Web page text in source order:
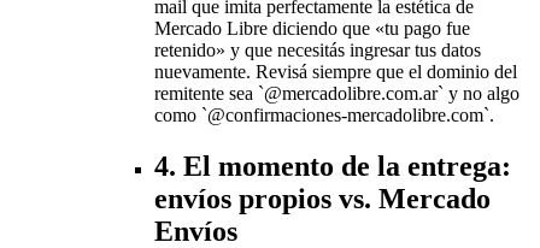
mail que imita perfectamente la estética de
Mercado Libre diciendo que «tu pago fue
retenido» y que necesitás ingresar tus datos
nuevamente. Revisá siempre que el dominio del
remitente sea `@mercadolibre.com.ar` y no algo
como `@confirmaciones-mercadolibre.com`.
4. El momento de la entrega:
envíos propios vs. Mercado
Envíos